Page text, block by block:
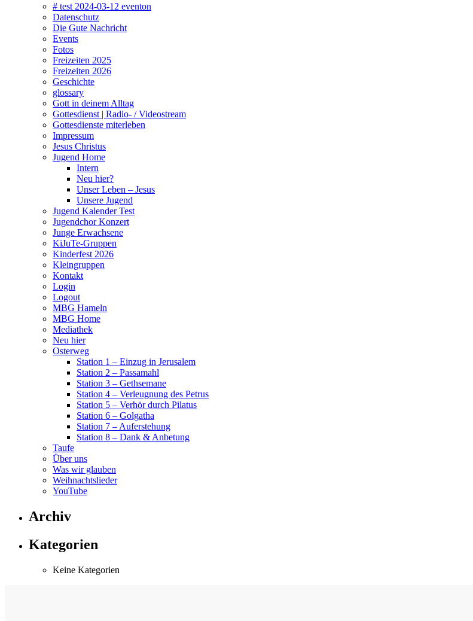
# test 2024-03-12 eventon
Datenschutz
Die Gute Nachricht
Events
Fotos
Freizeiten 2025
Freizeiten 2026
Geschichte
glossary
Gott in deinem Alltag
Gottesdienst | Radio- / Videostream
Gottesdienste miterleben
Impressum
Jesus Christus
Jugend Home
Intern
Neu hier?
Unser Leben – Jesus
Unsere Jugend
Jugend Kalender Test
Jugendchor Konzert
Junge Erwachsene
KiJuTe-Gruppen
Kinderfest 2026
Kleingruppen
Kontakt
Login
Logout
MBG Hameln
MBG Home
Mediathek
Neu hier
Osterweg
Station 1 – Einzug in Jerusalem
Station 2 – Passamahl
Station 3 – Gethsemane
Station 4 – Verleugnung des Petrus
Station 5 – Verhör durch Pilatus
Station 6 – Golgatha
Station 7 – Auferstehung
Station 8 – Dank & Anbetung
Taufe
Über uns
Was wir glauben
Weihnachtslieder
YouTube
Archiv
Kategorien
Keine Kategorien